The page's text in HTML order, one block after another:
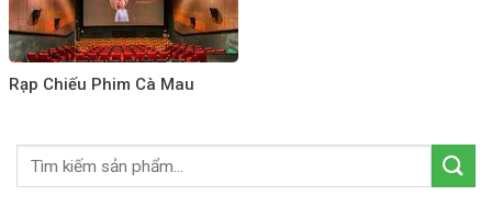
Rạp Chiếu Phim Cà Mau